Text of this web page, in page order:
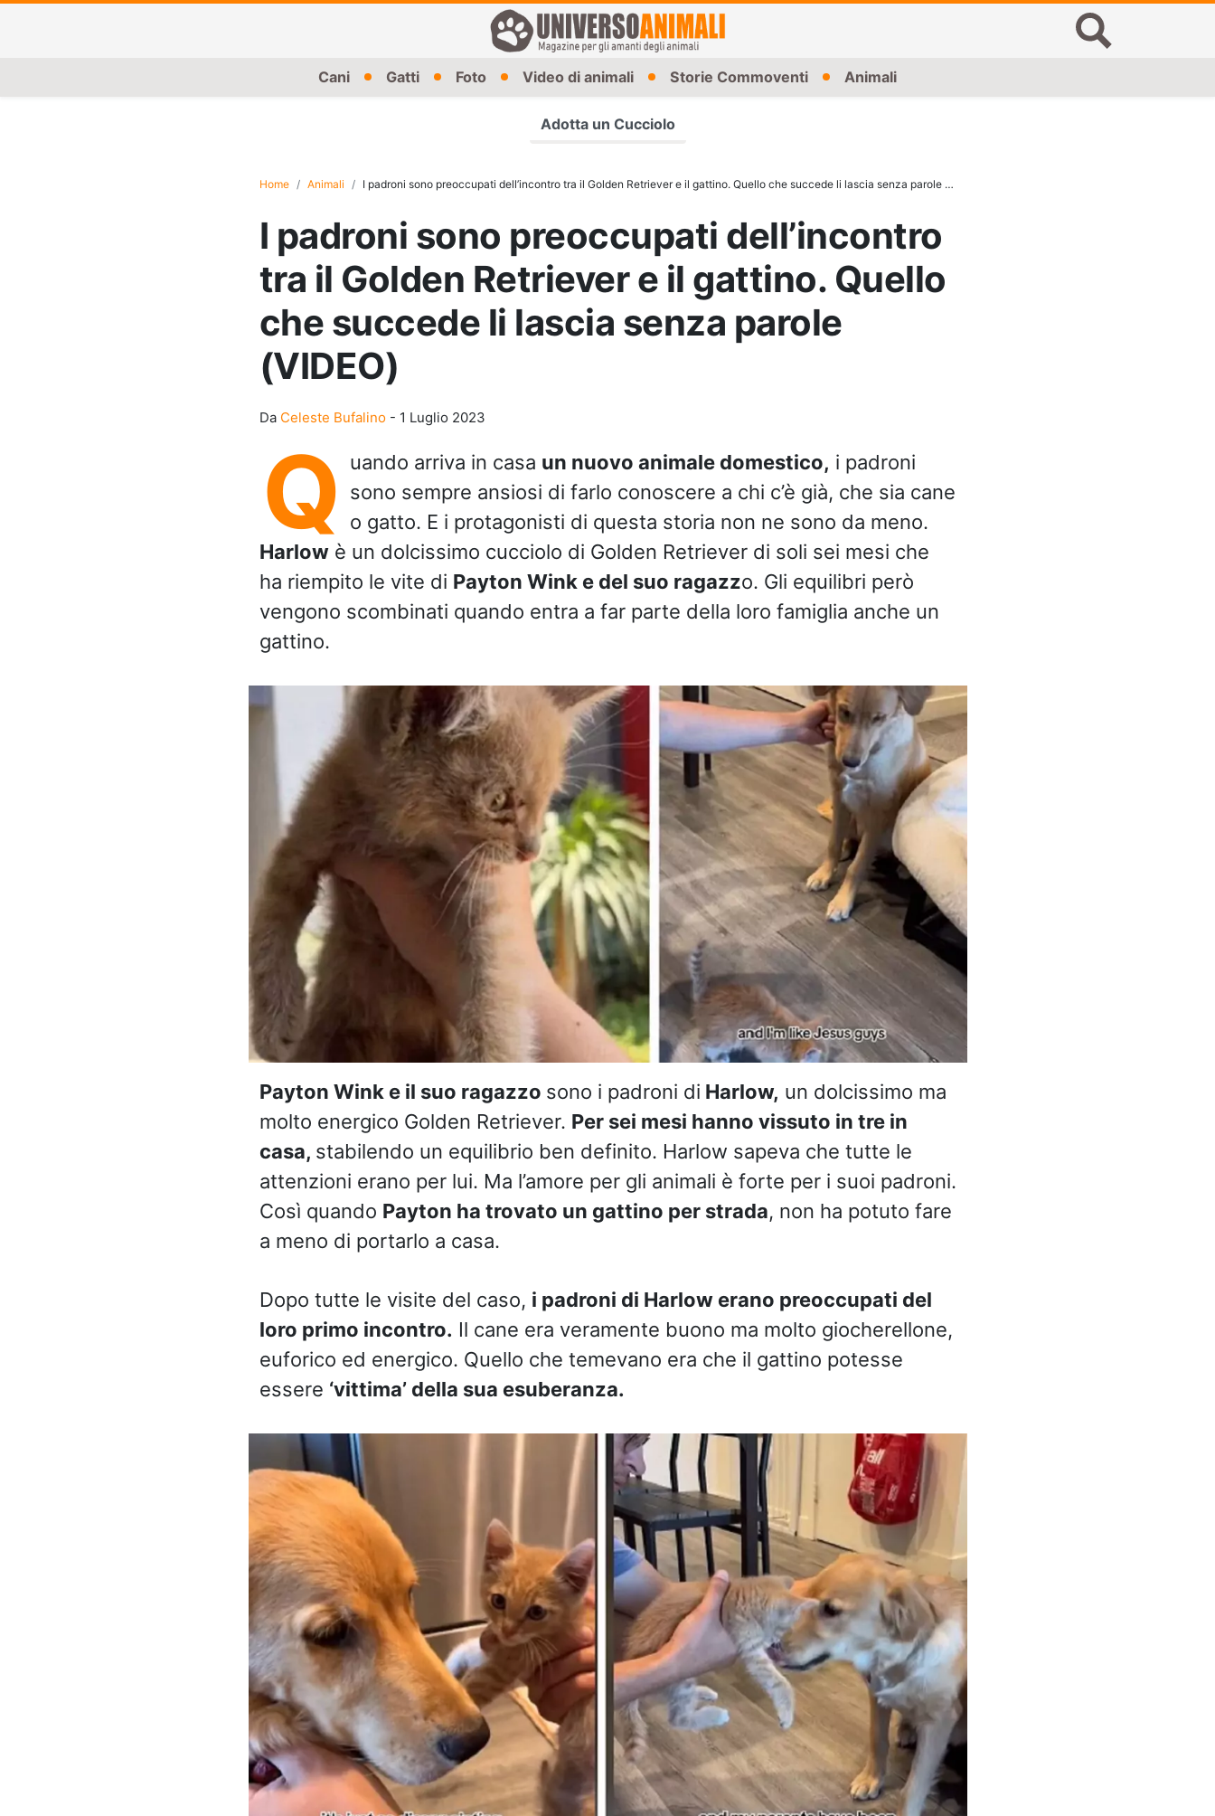
Cani Gatti Foto Video di animali Storie Commoventi Animali
Adotta un Cucciolo
Home Animali I padroni sono preoccupati dell’incontro tra il Golden Retriever e il gattino. Quello che succede li lascia senza parole (VIDEO)
I padroni sono preoccupati dell’incontro
tra il Golden Retriever e il gattino. Quello
che succede li lascia senza parole
(VIDEO)
Da Celeste Bufalino- 1 Luglio 2023
Q uando arriva in casa un nuovo animale domestico, i padroni
sono sempre ansiosi di farlo conoscere a chi c’è già, che sia cane
o gatto. E i protagonisti di questa storia non ne sono da meno.
Harlowè un dolcissimo cucciolo di Golden Retriever di soli sei mesi che
ha riempito le vite di Payton Wink e del suo ragazzo. Gli equilibri però
vengono scombinati quando entra a far parte della loro famiglia anche un
gattino.
Payton Wink e il suo ragazzo sono i padroni di Harlow, un dolcissimo ma
molto energico Golden Retriever. Per sei mesi hanno vissuto in tre in
casa, stabilendo un equilibrio ben definito. Harlow sapeva che tutte le
attenzioni erano per lui. Ma l’amore per gli animali è forte per i suoi padroni.
Così quando Payton ha trovato un gattino per strada, non ha potuto fare
a meno di portarlo a casa.
Dopo tutte le visite del caso, i padroni di Harlow erano preoccupati del
loro primo incontro. Il cane era veramente buono ma molto giocherellone,
euforico ed energico. Quello che temevano era che il gattino potesse
essere ‘vittima’ della sua esuberanza.